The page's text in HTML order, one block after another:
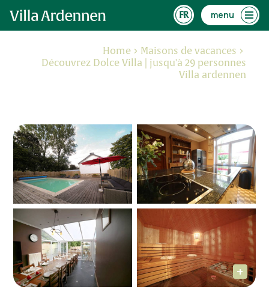
menu
Home
Maisons de vacances
Découvrez Dolce Villa | jusqu'à 29 personnes
Villa ardennen